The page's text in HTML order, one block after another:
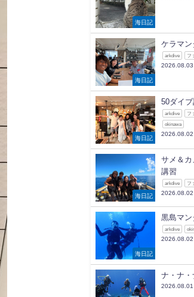
海日記
海日記
ケラマン
arkdive フ
2026.08.03
海日記
50ダイ
arkdive フ
okinawa
2026.08.02
海日記
サメ＆カ
講習
arkdive フ
2026.08.02
海日記
黒島マン
arkdive
2026.08.02
ナ・ナ・
2026.08.01